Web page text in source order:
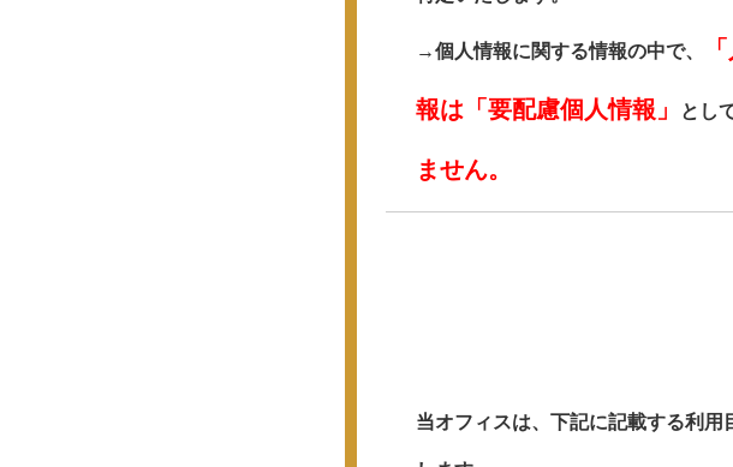
→個人情報に関する情報の中で、
報は「要配慮個人情報」 とし
ません。
当オフィスは、下記に記載する利